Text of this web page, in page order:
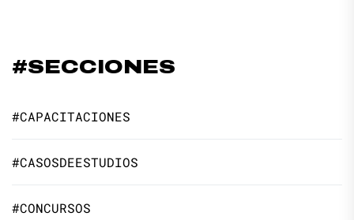
#SECCIONES
#CAPACITACIONES
#CASOSDEESTUDIOS
#CONCURSOS